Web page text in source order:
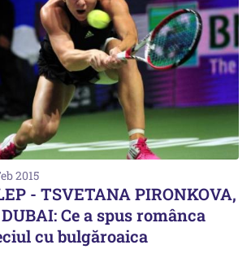
2015
- TSVETANA PIRONKOVA,
Ce a spus românca
cu bulgăroaica